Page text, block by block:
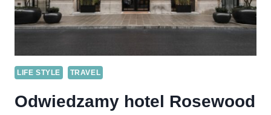
LIFE STYLE TRAVEL
Odwiedzamy hotel Rosewood